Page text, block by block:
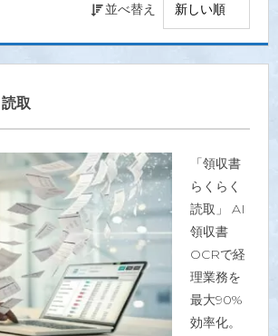
並べ替え
取
「領収書
らくらく
読取」 AI
領収書
OCRで経
理業務を
最大90%
効率化。